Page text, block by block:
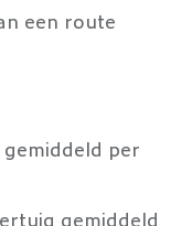
een route
per
gemiddeld